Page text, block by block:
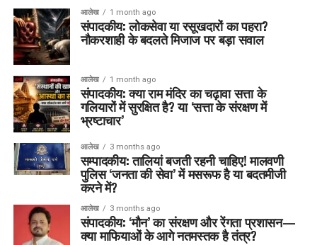
आलेख 1 month ago
संपादकीय: लोकसेवा या रसूखदारों का पहरा?
नौकरशाही के बदलते मिजाज पर बड़ा सवाल
आलेख 1 month ago
संपादकीय: क्या राम मंदिर का चढ़ावा सत्ता के
गलियारों में सुरक्षित है? या ‘सत्ता के संरक्षण में
भ्रष्टाचार’
आलेख 3 months ago
सम्पादकीय: तालियां बजती रहनी चाहिए! मालवणी
पुलिस ‘जनता की सेवा’ में मसरूफ है या बदतमीजी
करने में?
आलेख 3 months ago
संपादकीय: ‘मौन’ का संरक्षण और रेंगता प्रशासन—
क्या माफियाओं के आगे नतमस्तक है तंत्र?